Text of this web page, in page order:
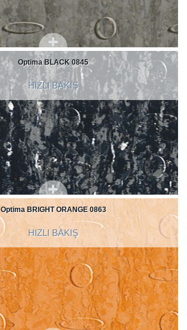
Optima BLACK 0845
HIZLI BAKIŞ
Optima BRIGHT ORANGE 0863
HIZLI BAKIŞ